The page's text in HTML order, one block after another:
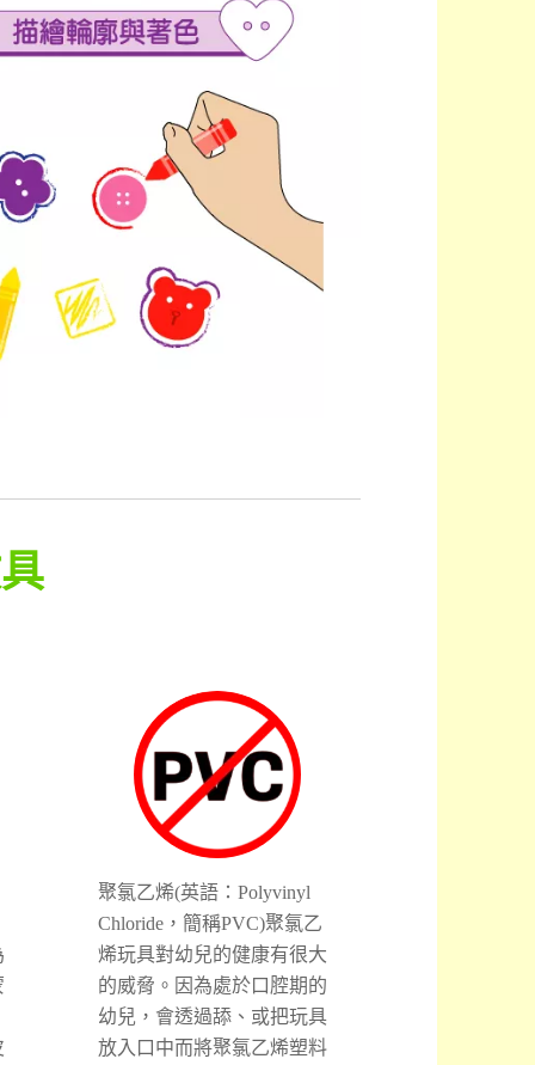
聚氯乙烯(英語：Polyvinyl
Chloride，簡稱PVC)聚氯乙
烯玩具對幼兒的健康有很大
的威脅。因為處於口腔期的
幼兒，會透過舔、或把玩具
放入口中而將聚氯乙烯塑料